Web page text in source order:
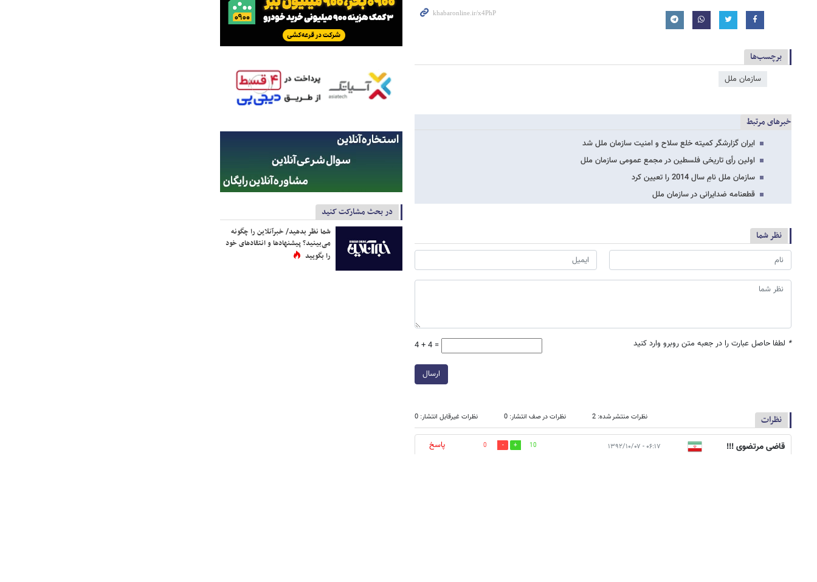
برچسب‌ها
سازمان ملل
خبرهای مرتبط
ایران گزارشگر کمیته خلع سلاح و امنیت سازمان ملل شد
اولین رأی تاریخی فلسطین در مجمع عمومی سازمان ملل
سازمان ملل نامِ سال 2014 را تعیین کرد
قطعنامه ضدایرانی در سازمان ملل
نظر شما
* لطفا حاصل عبارت را در جعبه متن روبرو وارد کنید 4 + 4 =
ارسال
نظرات نظرات منتشر شده: 2 نظرات در صف انتشار: 0 نظرات غیرقابل انتشار: 0
قاضی مرتضوی !!! ۰۶:۱۷ - ۱۳۹۲/۱۰/۰۷ 10
0
پاسخ
در بحث مشارکت کنید
شما نظر بدهید/ خبرآنلاین را چگونه
می‌بینید؟ پیشنهادها و انتقادهای خود
را بگویید